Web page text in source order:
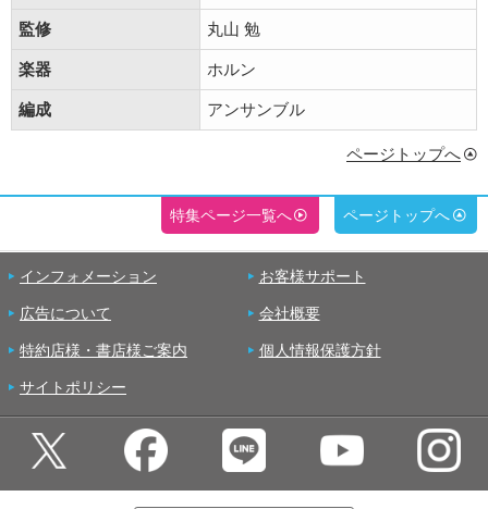
監修 丸山 勉
楽器 ホルン
編成 アンサンブル
ページトップへ
特集ページ一覧へ ページトップへ
インフォメーション お客様サポート
広告について 会社概要
特約店様・書店様ご案内 個人情報保護方針
サイトポリシー